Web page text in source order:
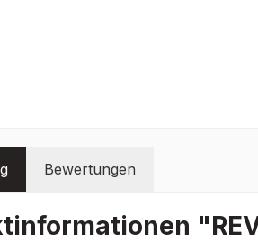
Bewertungen